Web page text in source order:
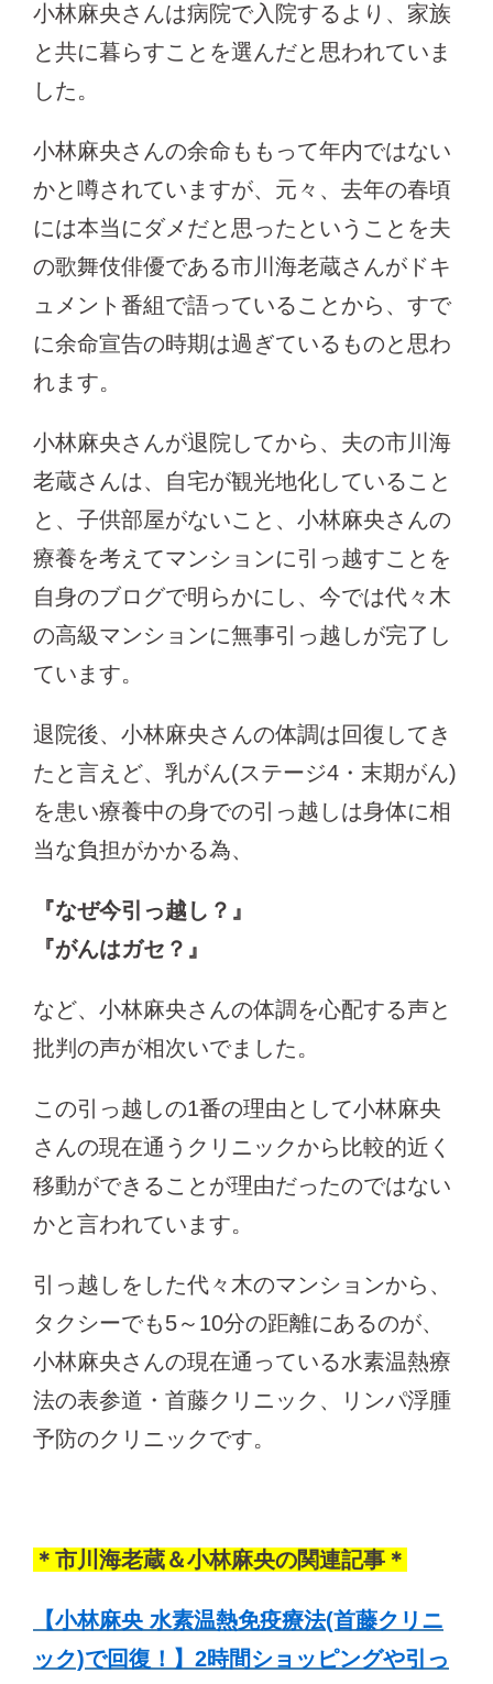
小林麻央さんは病院で入院するより、家族
と共に暮らすことを選んだと思われていま
した。
小林麻央さんの余命ももって年内ではない
かと噂されていますが、元々、去年の春頃
には本当にダメだと思ったということを夫
の歌舞伎俳優である市川海老蔵さんがドキ
ュメント番組で語っていることから、すで
に余命宣告の時期は過ぎているものと思わ
れます。
小林麻央さんが退院してから、夫の市川海
老蔵さんは、自宅が観光地化していること
と、子供部屋がないこと、小林麻央さんの
療養を考えてマンションに引っ越すことを
自身のブログで明らかにし、今では代々木
の高級マンションに無事引っ越しが完了し
ています。
退院後、小林麻央さんの体調は回復してき
たと言えど、乳がん(ステージ4・末期がん)
を患い療養中の身での引っ越しは身体に相
当な負担がかかる為、
『なぜ今引っ越し？』
『がんはガセ？』
など、小林麻央さんの体調を心配する声と
批判の声が相次いでました。
この引っ越しの1番の理由として小林麻央
さんの現在通うクリニックから比較的近く
移動ができることが理由だったのではない
かと言われています。
引っ越しをした代々木のマンションから、
タクシーでも5～10分の距離にあるのが、
小林麻央さんの現在通っている水素温熱療
法の表参道・首藤クリニック、リンパ浮腫
予防のクリニックです。
＊市川海老蔵＆小林麻央の関連記事＊
【小林麻央 水素温熱免疫療法(首藤クリニ
ック)で回復！】2時間ショッピングや引っ